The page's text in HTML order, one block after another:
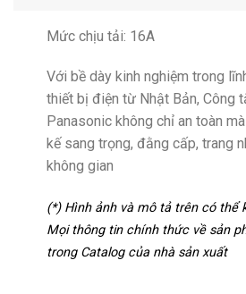
Mức chịu tải: 16A
Với bề dày kinh nghiệm trong
thiết bị điện từ Nhật Bản, Công
Panasonic không chỉ an toàn
kế sang trọng, đằng cấp, trang
không gian
(*) Hình ảnh và mô tả trên có thể
Mọi thông tin chính thức về sản
trong Catalog của nhà sản xuất